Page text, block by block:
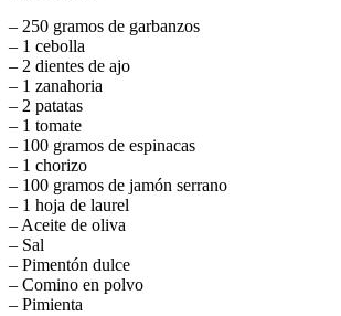
– 250 gramos de garbanzos
– 1 cebolla
– 2 dientes de ajo
– 1 zanahoria
– 2 patatas
– 1 tomate
– 100 gramos de espinacas
– 1 chorizo
– 100 gramos de jamón serrano
– 1 hoja de laurel
– Aceite de oliva
– Sal
– Pimentón dulce
– Comino en polvo
– Pimienta